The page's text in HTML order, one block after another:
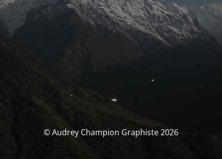
© Audrey Champion Graphiste 2026